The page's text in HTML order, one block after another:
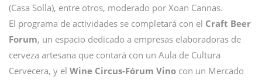
(Casa Solla), entre otros, moderado por Xoan Cannas.
El programa de actividades se completará con el Craft Beer
Forum, un espacio dedicado a empresas elaboradoras de
cerveza artesana que contará con un Aula de Cultura
Cervecera, y el Wine Circus-Fórum Vino con un Mercado